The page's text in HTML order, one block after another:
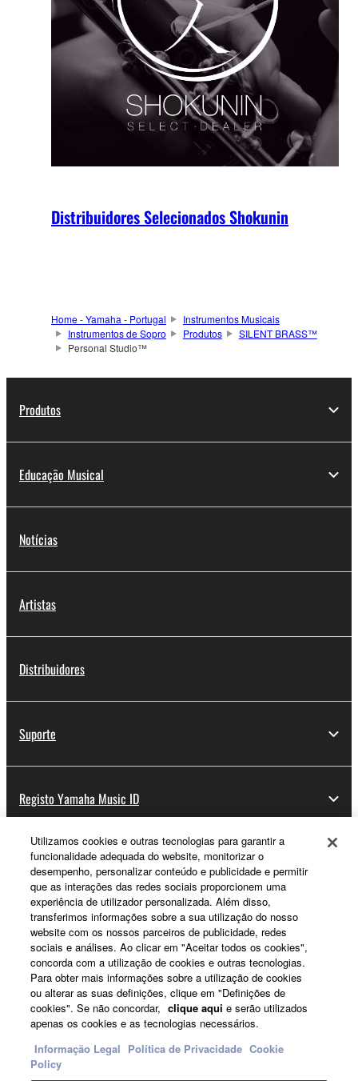
Distribuidores Selecionados Shokunin
Home - Yamaha - Portugal
Instrumentos Musicais
Instrumentos de Sopro
Produtos
SILENT BRASS™
Personal Studio™
Produtos
Educação Musical
Notícias
Artistas
Distribuidores
Suporte
Registo Yamaha Music ID
Sobre a Yamaha
Portugal - Portuguese
Negócio
Utilizamos cookies e outras tecnologias para garantir a
funcionalidade adequada do website, monitorizar o
desempenho, personalizar conteúdo e publicidade e permitir
que as interações das redes sociais proporcionem uma
experiência de utilizador personalizada. Além disso,
transferimos informações sobre a sua utilização do nosso
website com os nossos parceiros de publicidade, redes
sociais e análises. Ao clicar em "Aceitar todos os cookies",
concorda com a utilização de cookies e outras tecnologias.
Para obter mais informações sobre a utilização de cookies
ou alterar as suas definições, clique em "Definições de
cookies". Se não concordar, clique aqui e serão utilizados
apenas os cookies e as tecnologias necessários.
Informação Legal Política de Privacidade Cookie
Policy